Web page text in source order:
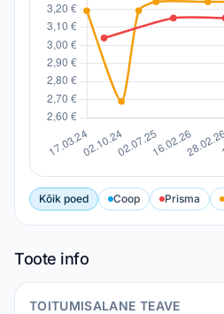
Kõik poed Coop Prisma
Toote info
TOITUMISALANE TEAVE